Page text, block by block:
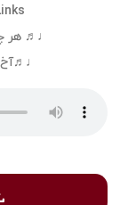
♩♬ هر
♩♬آخ